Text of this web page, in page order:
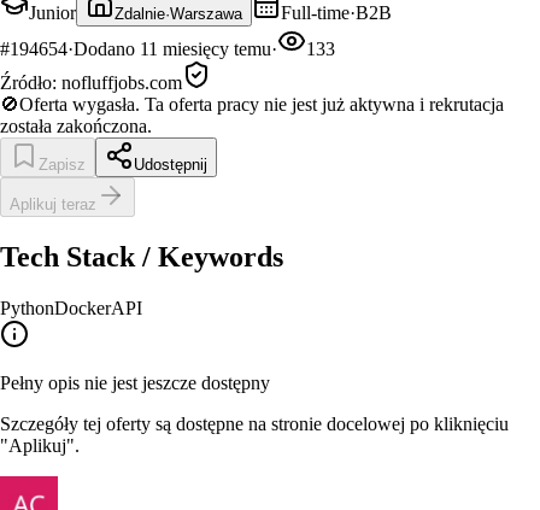
Junior
Zdalnie·Warszawa Full-time·B2B
#194654·Dodano 11 miesięcy temu·
133
Źródło: nofluffjobs.com
🚫Oferta wygasła. Ta oferta pracy nie jest już aktywna i rekrutacja
została zakończona.
Zapisz Udostępnij
Aplikuj teraz
Tech Stack / Keywords
PythonDockerAPI
Pełny opis nie jest jeszcze dostępny
Szczegóły tej oferty są dostępne na stronie docelowej po kliknięciu
"Aplikuj".